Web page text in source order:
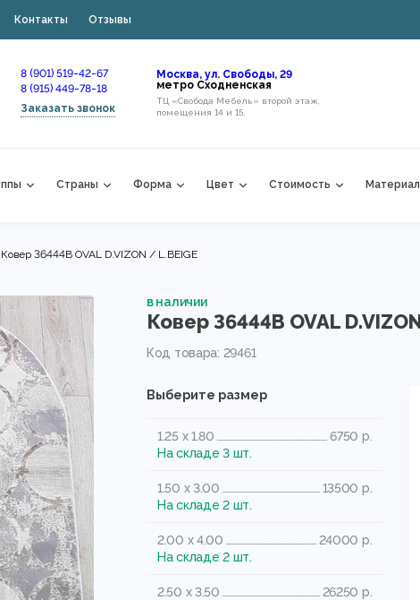
Контакты Отзывы
8 (901) 519-42-67
8 (915) 449-78-18
Заказать звонок
Москва, ул. Свободы, 29
метро Сходненская
ТЦ «Свобода Мебель» второй этаж,
помещения 14 и 15,
Страны Форма Цвет Стоимость Материал
Ковер 36444B OVAL D.VIZON / L.BEIGE
в наличии
Ковер 36444B OVAL
Код товара: 29461
Выберите размер
1.25 x 1.80
6750 р.
На складе 3 шт.
1.50 x 3.00
13500 р.
На складе 2 шт.
2.00 x 4.00
24000 р.
На складе 2 шт.
2.50 x 3.50
26250 р.